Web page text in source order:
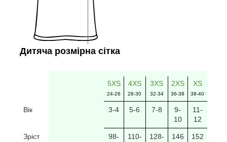
Дитяча розмірна сітка
5XS
24-26
4XS
28-30
3XS
32-34
2XS
36-38
XS
38-40
Вік 3-4 5-6 7-8
9-
10
11-
12
Зріст
98-
110-
128-
146 152